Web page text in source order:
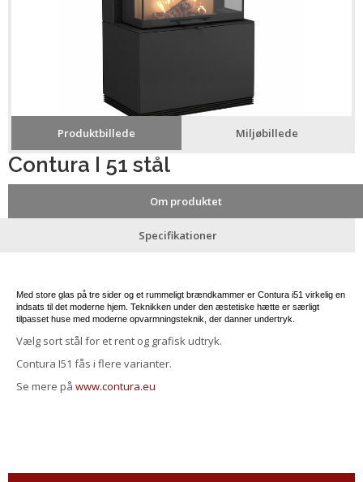
Produktbillede Miljøbillede
Contura I 51 stål
Om produktet
Specifikationer
Med store glas på tre sider og et rummeligt brændkammer er Contura i51 virkelig en
indsats til det moderne hjem. Teknikken under den æstetiske hætte er særligt
tilpasset huse med moderne opvarmningsteknik, der danner undertryk.
Vælg sort stål for et rent og grafisk udtryk.
Contura I51 fås i flere varianter.
Se mere på www.contura.eu